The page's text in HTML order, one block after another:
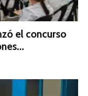
el concurso